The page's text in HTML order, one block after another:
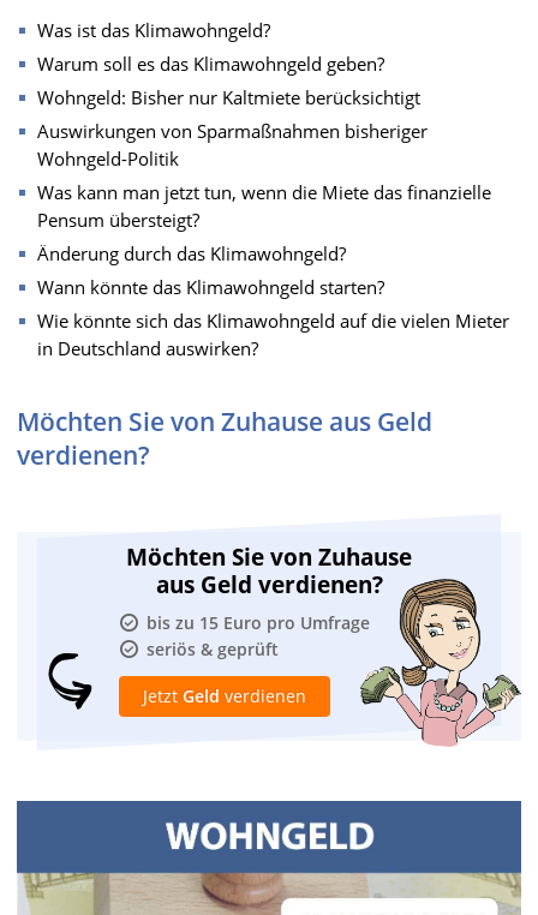
Was ist das Klimawohngeld?
Warum soll es das Klimawohngeld geben?
Wohngeld: Bisher nur Kaltmiete berücksichtigt
Auswirkungen von Sparmaßnahmen bisheriger
Wohngeld-Politik
Was kann man jetzt tun, wenn die Miete das finanzielle
Pensum übersteigt?
Änderung durch das Klimawohngeld?
Wann könnte das Klimawohngeld starten?
Wie könnte sich das Klimawohngeld auf die vielen Mieter
in Deutschland auswirken?
Möchten Sie von Zuhause aus Geld
verdienen?
Möchten Sie von Zuhause
aus Geld verdienen?
bis zu 15 Euro pro Umfrage
seriös & geprüft
Jetzt Geld verdienen